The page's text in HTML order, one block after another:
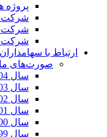
پروژه
شرکت
شرکت
ارتباط با سهامداران
صورت‌های
سال 1404
سال 1403
سال 1402
سال 1401
سال 1400
سال 1399